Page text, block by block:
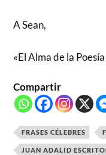
A Sean,
«El Alma de la
Compartir
FRASES CÉLEBRES
JUAN ADALID